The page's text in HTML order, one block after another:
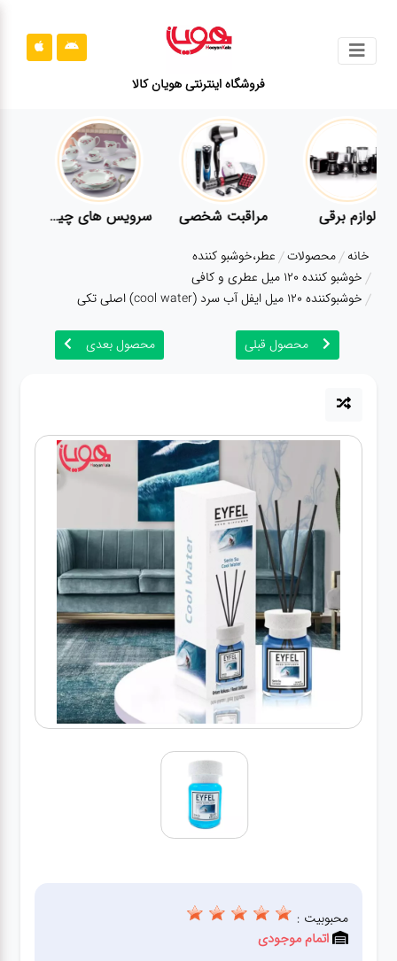
فروشگاه اینترنتی هویان کالا
محصولات
قوانین
سایت
ارتباط
باما
درباره
ما
لوازم برقی
مراقبت شخصی
سرویس های
چینی زرین
قاشق و چنگال
لوازم خانه
لوازم پلاسکو
کلمن،فلاسک،قمقمه
لوازم برقی مراقبت شخصی
خانه محصولات عطر،خوشبو کننده
خوشبو کننده 120 میل عطری و کافی
خوشبوکننده 120 میل ایفل آب سرد (cool water) اصلی تکی
محصول قبلی محصول بعدی
محبوبیت :
اتمام موجودی